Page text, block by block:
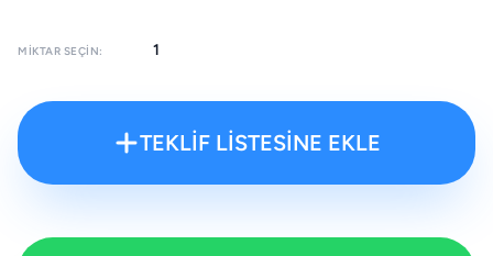
MIKTAR SEÇIN:
TEKLİF LİSTESİNE EKLE